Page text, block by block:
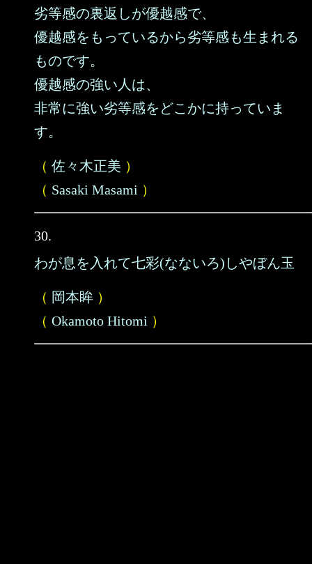
劣等感の裏返しが優越感で、
優越感をもっているから劣等感も生まれる
ものです。
優越感の強い人は、
非常に強い劣等感をどこかに持っていま
す。
（ 佐々木正美 ）
（ Sasaki Masami ）
30.
わが息を入れて七彩(なないろ)しやぼん玉
（ 岡本眸 ）
（ Okamoto Hitomi ）